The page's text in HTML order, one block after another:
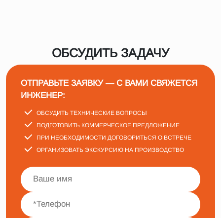
ОБСУДИТЬ ЗАДАЧУ
ОТПРАВЬТЕ ЗАЯВКУ — С ВАМИ СВЯЖЕТСЯ
ИНЖЕНЕР:
ОБСУДИТЬ ТЕХНИЧЕСКИЕ ВОПРОСЫ
ПОДГОТОВИТЬ КОММЕРЧЕСКОЕ ПРЕДЛОЖЕНИЕ
ПРИ НЕОБХОДИМОСТИ ДОГОВОРИТЬСЯ О ВСТРЕЧЕ
ОРГАНИЗОВАТЬ ЭКСКУРСИЮ НА ПРОИЗВОДСТВО